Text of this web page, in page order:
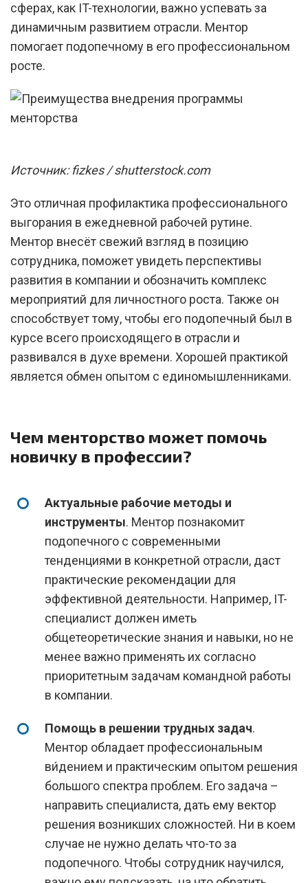
сферах, как IT-технологии, важно успевать за
динамичным развитием отрасли. Ментор
помогает подопечному в его профессиональном
росте.
Источник: fizkes / shutterstock.com
Это отличная профилактика профессионального
выгорания в ежедневной рабочей рутине.
Ментор внесёт свежий взгляд в позицию
сотрудника, поможет увидеть перспективы
развития в компании и обозначить комплекс
мероприятий для личностного роста. Также он
способствует тому, чтобы его подопечный был в
курсе всего происходящего в отрасли и
развивался в духе времени. Хорошей практикой
является обмен опытом с единомышленниками.
Чем менторство может помочь
новичку в профессии?
Актуальные рабочие методы и
инструменты. Ментор познакомит
подопечного с современными
тенденциями в конкретной отрасли, даст
практические рекомендации для
эффективной деятельности. Например, IT-
специалист должен иметь
общетеоретические знания и навыки, но не
менее важно применять их согласно
приоритетным задачам командной работы
в компании.
Помощь в решении трудных задач.
Ментор обладает профессиональным
ви́дением и практическим опытом решения
большого спектра проблем. Его задача –
направить специалиста, дать ему вектор
решения возникших сложностей. Ни в коем
случае не нужно делать что-то за
подопечного. Чтобы сотрудник научился,